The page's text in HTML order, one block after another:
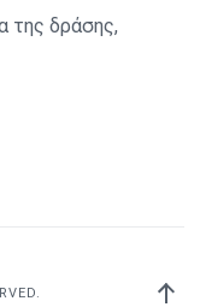
της δράσης,
Back